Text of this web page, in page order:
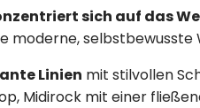
sich auf das
moderne,
Linien mit stilvollen
Midirock mit einer